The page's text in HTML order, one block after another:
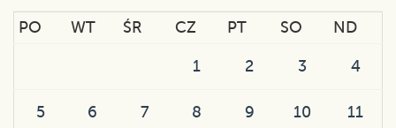
PO WT ŚR CZ PT SO ND
1 2 3 4
5 6 7 8 9 10 11